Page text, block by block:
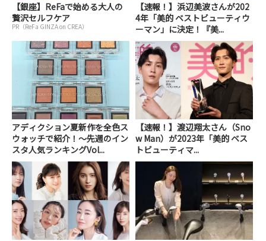
【銀座】ReFaで始める大人の
贅沢セルフケア
PR（ReFa GINZA on CREA）
【速報！】浜辺美波さんが202
4年「美的 ベストビューティウ
ーマン」に決定！『美...
アディクション夏新作を全色ス
ウォッチで紹介！～先週のイン
スタ人気ランキングVol...
【速報！】渡辺翔太さん（Sno
w Man）が2023年「美的 ベス
トビューティマ...